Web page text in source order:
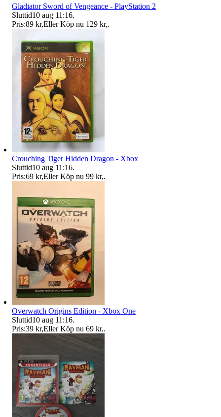
Gladiator Sword of Vengeance - PlayStation 2
Sluttid10 aug 11:16.
Pris:89 kr,Eller Köp nu 129 kr,.
Crouching Tiger Hidden Dragon - Xbox
Sluttid10 aug 11:16.
Pris:69 kr,Eller Köp nu 99 kr,.
Overwatch Origins Edition - Xbox One
Sluttid10 aug 11:16.
Pris:39 kr,Eller Köp nu 69 kr,.